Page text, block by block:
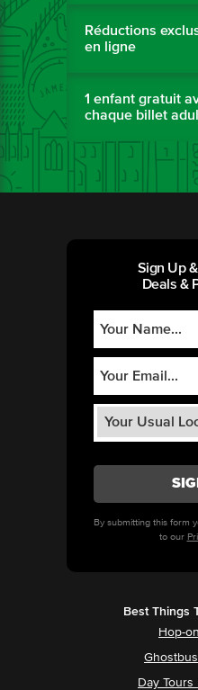
Réductions
en ligne
1 enfant gratuit
chaque billet
Sign Up
Deals &
By submitting this form
to our
Best Things
Hop-
Day Tours